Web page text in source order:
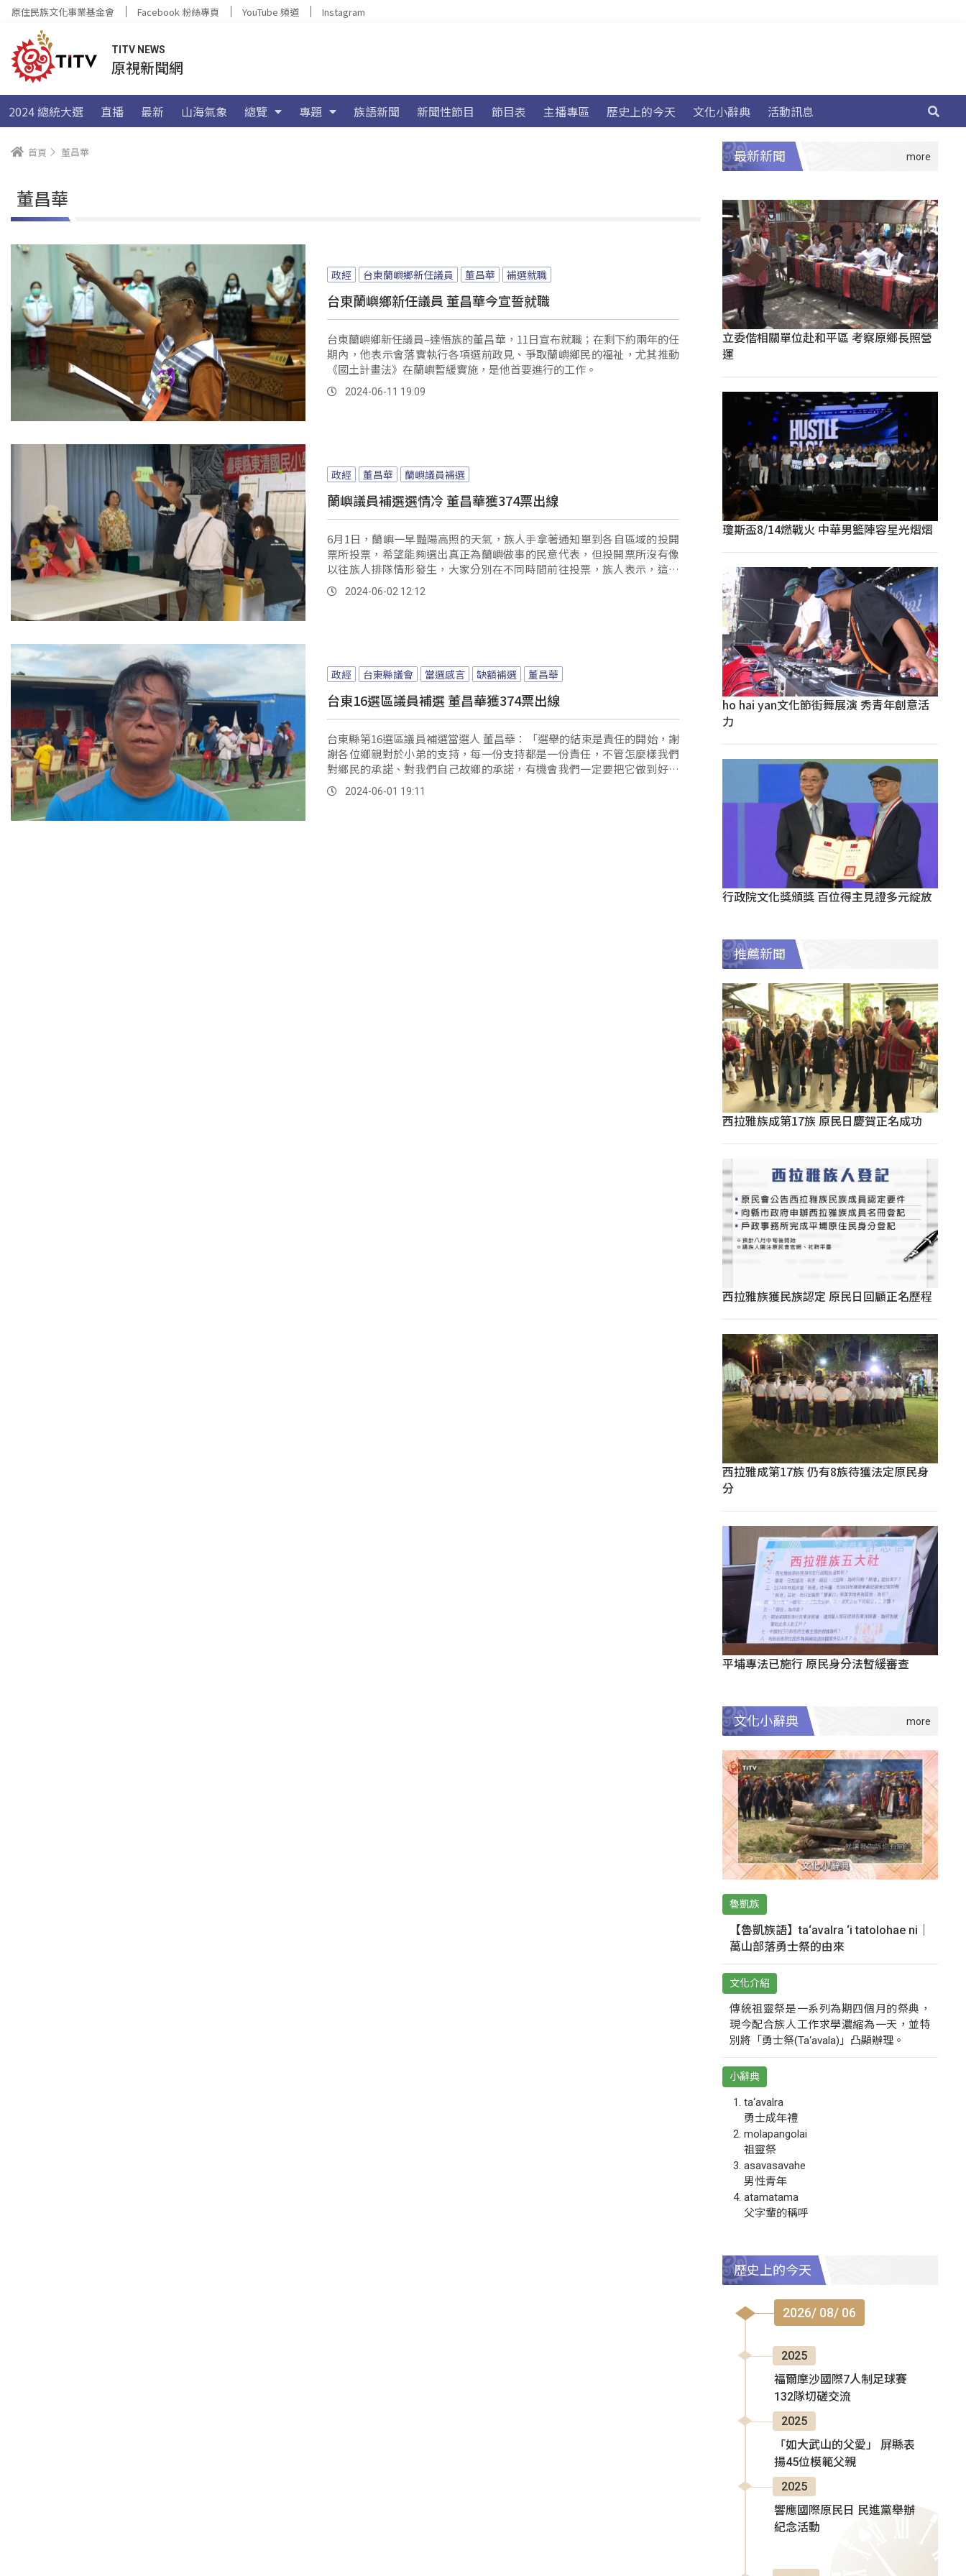
原住民族文化事業基金會 Facebook 粉絲專頁 YouTube 頻道 Instagram
TITV NEWS
原視新聞網
2024 總統大選 直播 最新 山海氣象 總覽 專題 族語新聞 新聞性節目 節目表 主播專區 歷史上的今天 文化小辭典 活動訊息
首頁 董昌華
董昌華
政經 台東蘭嶼鄉新任議員 董昌華 補選就職
台東蘭嶼鄉新任議員 董昌華今宣誓就職
台東蘭嶼鄉新任議員–達悟族的董昌華，11日宣布就職；在剩下約兩年的任
期內，他表示會落實執行各項選前政見、爭取蘭嶼鄉民的福祉，尤其推動
《國土計畫法》在蘭嶼暫緩實施，是他首要進行的工作。
2024-06-11 19:09
政經 董昌華 蘭嶼議員補選
蘭嶼議員補選選情冷 董昌華獲374票出線
6月1日，蘭嶼一早豔陽高照的天氣，族人手拿著通知單到各自區域的投開
票所投票，希望能夠選出真正為蘭嶼做事的民意代表，但投開票所沒有像
以往族人排隊情形發生，大家分別在不同時間前往投票，族人表示，這是
蘭嶼首次缺額補選，事件很突然，導致有的旅台族人無法返鄉投票，覺得
喪失權益。
2024-06-02 12:12
政經 台東縣議會 當選感言 缺額補選 董昌華
台東16選區議員補選 董昌華獲374票出線
台東縣第16選區議員補選當選人 董昌華：「選舉的結束是責任的開始，謝
謝各位鄉親對於小弟的支持，每一份支持都是一份責任，不管怎麼樣我們
對鄉民的承諾、對我們自己故鄉的承諾，有機會我們一定要把它做到好，
這是我唯一當選應該要做的事情。
2024-06-01 19:11
最新新聞
立委偕相關單位赴和平區 考察原鄉長照營
運
瓊斯盃8/14燃戰火 中華男籃陣容星光熠熠
ho hai yan文化節街舞展演 秀青年創意活
力
行政院文化獎頒獎 百位得主見證多元綻放
推薦新聞
西拉雅族成第17族 原民日慶賀正名成功
西拉雅族獲民族認定 原民日回顧正名歷程
西拉雅成第17族 仍有8族待獲法定原民身
分
平埔專法已施行 原民身分法暫緩審查
文化小辭典
魯凱族
【魯凱族語】ta‘avalra ‘i tatolohae ni｜
萬山部落勇士祭的由來
文化介紹
傳統祖靈祭是一系列為期四個月的祭典，
現今配合族人工作求學濃縮為一天，並特
別將「勇士祭(Ta‘avala)」凸顯辦理。
小辭典
ta‘avalra
勇士成年禮
molapangolai
祖靈祭
asavasavahe
男性青年
atamatama
父字輩的稱呼
歷史上的今天
2026/ 08/ 06
2025
福爾摩沙國際7人制足球賽
132隊切磋交流
2025
「如大武山的父愛」 屏縣表
揚45位模範父親
2025
響應國際原民日 民進黨舉辦
紀念活動